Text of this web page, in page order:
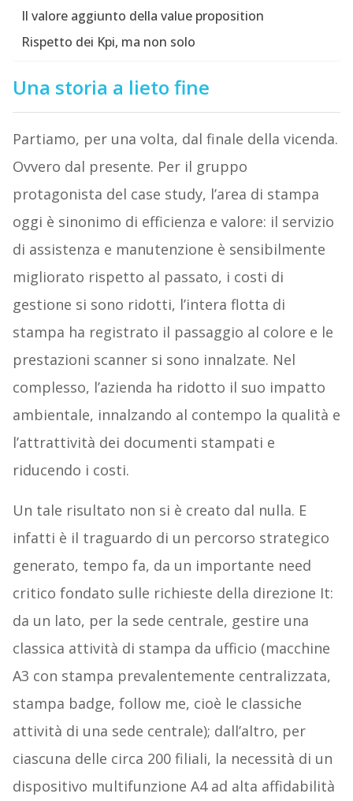
Il valore aggiunto della value proposition
Rispetto dei Kpi, ma non solo
Una storia a lieto fine
Partiamo, per una volta, dal finale della vicenda.
Ovvero dal presente. Per il gruppo
protagonista del case study, l’area di stampa
oggi è sinonimo di efficienza e valore: il servizio
di assistenza e manutenzione è sensibilmente
migliorato rispetto al passato, i costi di
gestione si sono ridotti, l’intera flotta di
stampa ha registrato il passaggio al colore e le
prestazioni scanner si sono innalzate. Nel
complesso, l’azienda ha ridotto il suo impatto
ambientale, innalzando al contempo la qualità e
l’attrattività dei documenti stampati e
riducendo i costi.
Un tale risultato non si è creato dal nulla. E
infatti è il traguardo di un percorso strategico
generato, tempo fa, da un importante need
critico fondato sulle richieste della direzione It:
da un lato, per la sede centrale, gestire una
classica attività di stampa da ufficio (macchine
A3 con stampa prevalentemente centralizzata,
stampa badge, follow me, cioè le classiche
attività di una sede centrale); dall’altro, per
ciascuna delle circa 200 filiali, la necessità di un
dispositivo multifunzione A4 ad alta affidabilità